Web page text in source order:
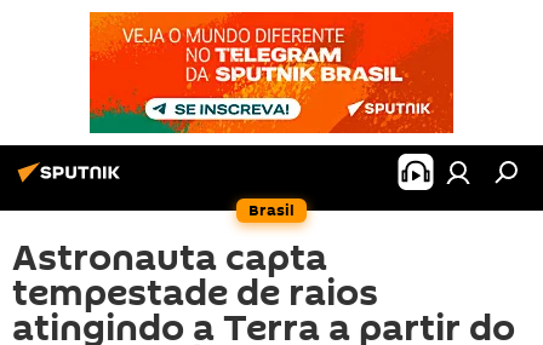
Brasil
Astronauta capta
tempestade de raios
atingindo a Terra a partir do